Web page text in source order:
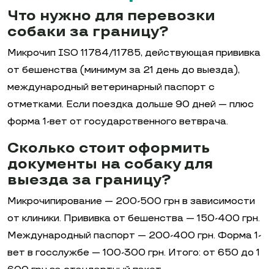
Что нужно для перевозки
собаки за границу?
Микрочип ISO 11784/11785, действующая прививка
от бешенства (минимум за 21 день до выезда),
международный ветеринарный паспорт с
отметками. Если поездка дольше 90 дней — плюс
форма 1-вет от государственного ветврача.
Сколько стоит оформить
документы на собаку для
выезда за границу?
Микрочипирование — 200-500 грн в зависимости
от клиники. Прививка от бешенства — 150-400 грн.
Международный паспорт — 200-400 грн. Форма 1-
вет в госслужбе — 100-300 грн. Итого: от 650 до 1